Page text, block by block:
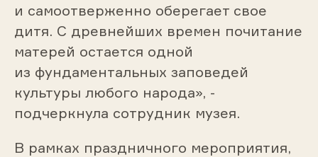
и самоотверженно оберегает свое
дитя. С древнейших времен почитание
матерей остается одной
из фундаментальных заповедей
культуры любого народа», -
подчеркнула сотрудник музея.
В рамках праздничного мероприятия,